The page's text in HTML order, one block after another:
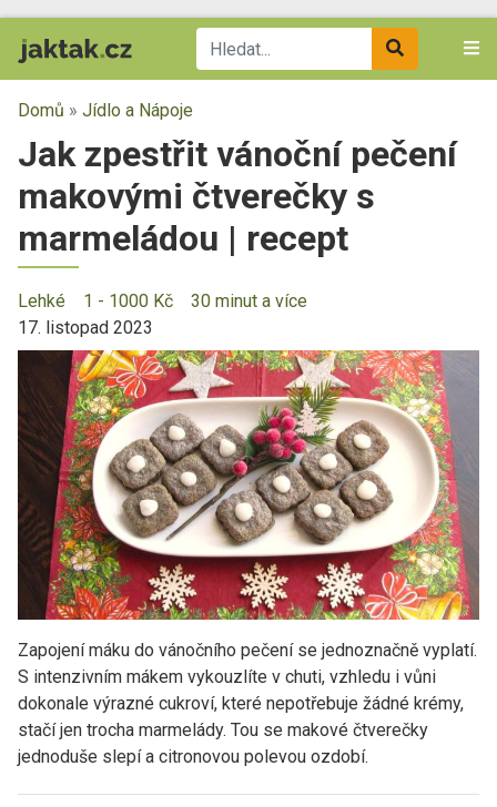
Domů » Jídlo a Nápoje
Jak zpestřit vánoční pečení
makovými čtverečky s
marmeládou | recept
Lehké 1 - 1000 Kč
30 minut a více
17. listopad 2023
Zapojení máku do vánočního pečení se jednoznačně vyplatí.
S intenzivním mákem vykouzlíte v chuti, vzhledu i vůni
dokonale výrazné cukroví, které nepotřebuje žádné krémy,
stačí jen trocha marmelády. Tou se makové čtverečky
jednoduše slepí a citronovou polevou ozdobí.